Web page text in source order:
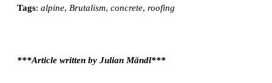
Tags: alpine, Brutalism, concrete, roofing
***Article written by Julian Mändl***